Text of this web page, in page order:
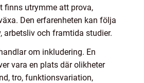
finns utrymme att prova,
Den erfarenheten kan följa
arbetsliv och framtida studier.
om inkludering. En
vara en plats där olikheter
tro, funktionsvariation,